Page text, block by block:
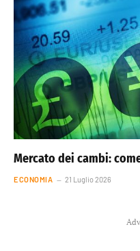
Mercato dei cambi:
ECONOMIA 21 Luglio 2026